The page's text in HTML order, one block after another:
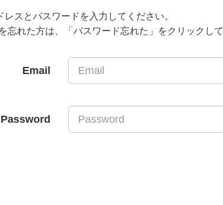
レスとパスワードを入力してください。
忘れた方は、「パスワード忘れた」をクリックし
Email
Password